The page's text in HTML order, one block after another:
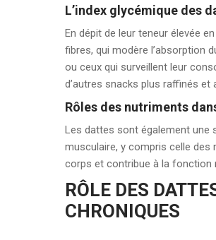
L’index glycémique des
En dépit de leur teneur élevée
fibres, qui modère l’absorption
ou ceux qui surveillent leur
d’autres snacks plus raffinés et
Rôles des nutriments
Les dattes sont également une
musculaire, y compris celle des
corps et contribue à la fonction
RÔLE DES
CHRONIQUES